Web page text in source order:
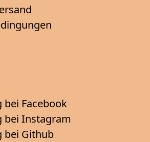
bei Facebook
bei Instagram
bei Github